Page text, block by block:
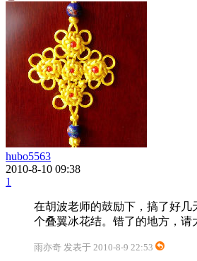
hubo5563
2010-8-10 09:38
1
在胡波老师的鼓励下，搞了好几
个叠翼冰花结。错了的地方，请
雨亦奇 发表于 2010-8-9 22:53